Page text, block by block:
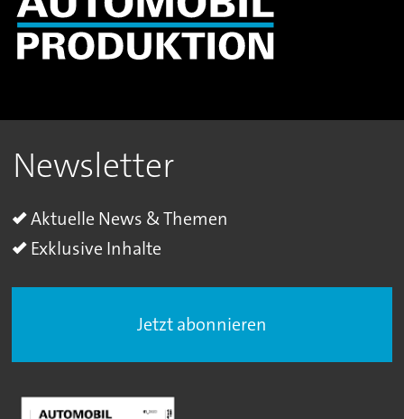
Newsletter
Aktuelle News & Themen
Exklusive Inhalte
Jetzt abonnieren